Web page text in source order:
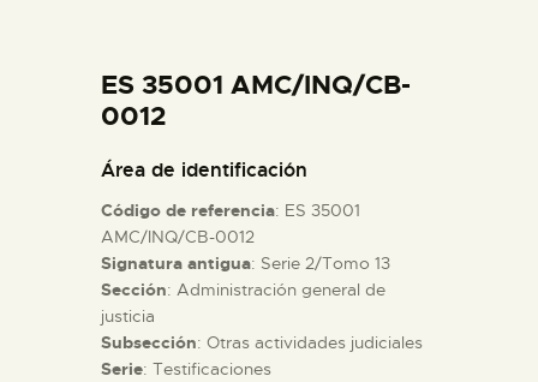
COLECCIONES
ESPAÑOL
PREPARAR LA VISITA
ACTIVIDADES
ES 35001 AMC/INQ/CB-
0012
Área de identificación
Código de referencia: ES 35001
AMC/INQ/CB-0012
Signatura antigua: Serie 2/Tomo 13
Sección: Administración general de
justicia
Subsección: Otras actividades judiciales
Serie: Testificaciones